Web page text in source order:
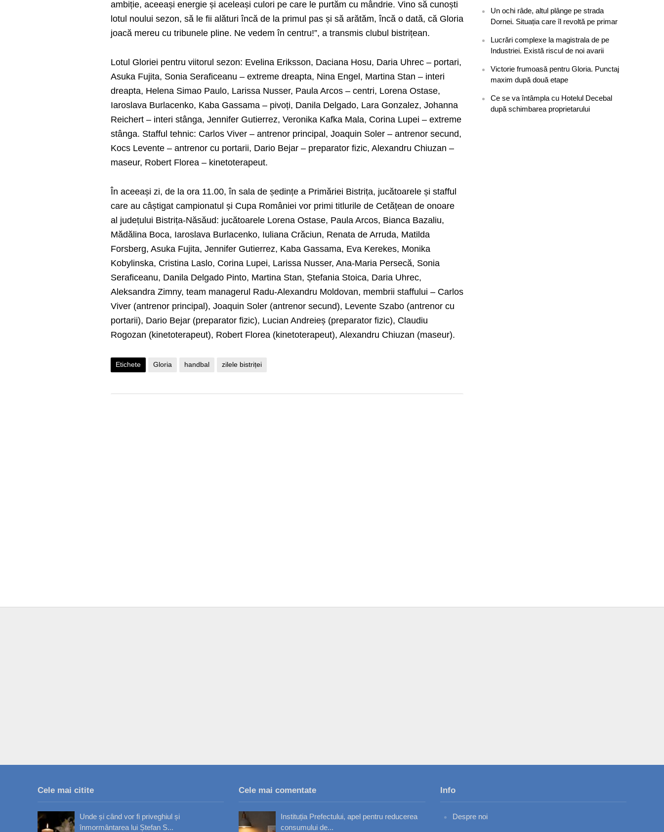
ambiție, aceeași energie și aceleași culori pe care le purtăm cu mândrie. Vino să cunoști
lotul noului sezon, să le fii alături încă de la primul pas și să arătăm, încă o dată, că Gloria
joacă mereu cu tribunele pline. Ne vedem în centru!”, a transmis clubul bistrițean.
Lotul Gloriei pentru viitorul sezon: Evelina Eriksson, Daciana Hosu, Daria Uhrec – portari,
Asuka Fujita, Sonia Seraficeanu – extreme dreapta, Nina Engel, Martina Stan – interi
dreapta, Helena Simao Paulo, Larissa Nusser, Paula Arcos – centri, Lorena Ostase,
Iaroslava Burlacenko, Kaba Gassama – pivoți, Danila Delgado, Lara Gonzalez, Johanna
Reichert – interi stânga, Jennifer Gutierrez, Veronika Kafka Mala, Corina Lupei – extreme
stânga. Stafful tehnic: Carlos Viver – antrenor principal, Joaquin Soler – antrenor secund,
Kocs Levente – antrenor cu portarii, Dario Bejar – preparator fizic, Alexandru Chiuzan –
maseur, Robert Florea – kinetoterapeut.
În aceeași zi, de la ora 11.00, în sala de ședințe a Primăriei Bistrița, jucătoarele și stafful
care au câștigat campionatul și Cupa României vor primi titlurile de Cetățean de onoare
al județului Bistrița-Năsăud: jucătoarele Lorena Ostase, Paula Arcos, Bianca Bazaliu,
Mădălina Boca, Iaroslava Burlacenko, Iuliana Crăciun, Renata de Arruda, Matilda
Forsberg, Asuka Fujita, Jennifer Gutierrez, Kaba Gassama, Eva Kerekes, Monika
Kobylinska, Cristina Laslo, Corina Lupei, Larissa Nusser, Ana-Maria Persecă, Sonia
Seraficeanu, Danila Delgado Pinto, Martina Stan, Ștefania Stoica, Daria Uhrec,
Aleksandra Zimny, team managerul Radu-Alexandru Moldovan, membrii staffului – Carlos
Viver (antrenor principal), Joaquin Soler (antrenor secund), Levente Szabo (antrenor cu
portarii), Dario Bejar (preparator fizic), Lucian Andreieș (preparator fizic), Claudiu
Rogozan (kinetoterapeut), Robert Florea (kinetoterapeut), Alexandru Chiuzan (maseur).
Etichete Gloria handbal zilele bistriței
Un ochi râde, altul plânge pe strada
Dornei. Situația care îl revoltă pe primar
Lucrări complexe la magistrala de pe
Industriei. Există riscul de noi avarii
Victorie frumoasă pentru Gloria. Punctaj
maxim după două etape
Ce se va întâmpla cu Hotelul Decebal
după schimbarea proprietarului
Cele mai citite
Unde și când vor fi priveghiul și
înmormântarea lui Ștefan S...
Cele mai comentate
Instituția Prefectului, apel pentru reducerea
consumului de...
Info
Despre noi